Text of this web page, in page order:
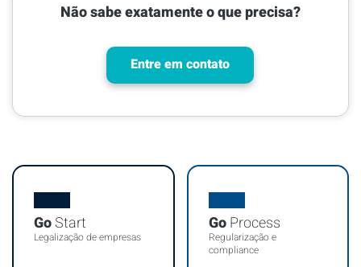
Não sabe exatamente o que precisa?
Entre em contato
GoStart
Legalização de empresas
GoProcess
Regularização e
compliance